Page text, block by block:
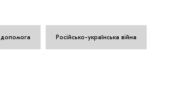
допомога Російсько-українська війна